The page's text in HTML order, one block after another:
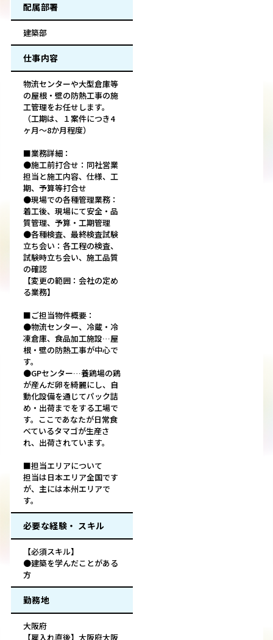
配属部署
建築部
仕事内容
物流センターや大型倉庫等
の屋根・壁の防熱工事の施
工管理をお任せします。
（工期は、１案件につき4
ヶ月～8か月程度）
■業務詳細：
●施工前打合せ：同社営業
担当と施工内容、仕様、工
期、予算等打合せ
●現場での各種管理業務：
着工後、現場にて安全・品
質管理、予算・工期管理
●各種検査、最終検査試験
立ち会い：各工程の検査、
試験時立ち会い、施工品質
の確認
【変更の範囲：会社の定め
る業務】
■ご担当物件概要：
●物流センター、冷蔵・冷
凍倉庫、食品加工施設…屋
根・壁の防熱工事が中心で
す。
●GPセンター…養鶏場の鶏
が産んだ卵を綺麗にし、自
動化設備を通じてパック詰
め・出荷までをする工場で
す。ここであなたが日常食
べているタマゴが生産さ
れ、出荷されています。
■担当エリアについて
担当は日本エリア全国です
が、主には本州エリアで
す。
必要な経験・ スキル
【必須スキル】
●建築を学んだことがある
方
勤務地
大阪府
【雇入れ直後】大阪府大阪